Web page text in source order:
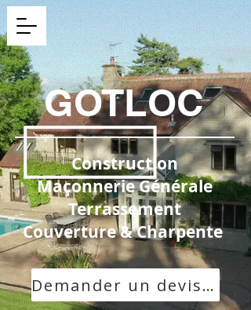
Construction
Maçonnerie Générale
Terrassement
Couverture & Charpente
GOTLOC
Demander un devis gratuit